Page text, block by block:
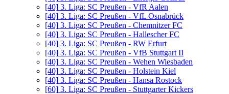
[40] 3. Liga: SC Preußen - VfR Aalen
[40] 3. Liga: SC Preußen - VfL Osnabrück
[40] 3. Liga: SC Preußen - Chemnitzer FC
[40] 3. Liga: SC Preußen - Hallescher FC
[40] 3. Liga: SC Preußen - RW Erfurt
[40] 3. Liga: SC Preußen - VfB Stuttgart II
[40] 3. Liga: SC Preußen - Wehen Wiesbaden
[40] 3. Liga: SC Preußen - Holstein Kiel
[40] 3. Liga: SC Preußen - Hansa Rostock
[60] 3. Liga: SC Preußen - Stuttgarter Kickers